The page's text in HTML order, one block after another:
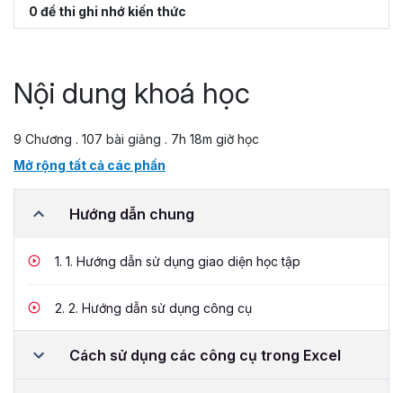
0 đề thi ghi nhớ kiến thức
Nội dung khoá học
9 Chương . 107 bài giảng . 7h 18m giờ học
Mở rộng tất cả các phần
Hướng dẫn chung
1. 1. Hướng dẫn sử dụng giao diện học tập
2. 2. Hướng dẫn sử dụng công cụ
Cách sử dụng các công cụ trong Excel